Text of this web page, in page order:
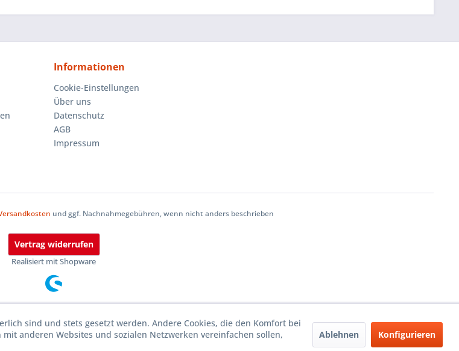
Informationen
Cookie-Einstellungen
Über uns
Datenschutz
AGB
Impressum
und ggf. Nachnahmegebühren, wenn nicht anders beschrieben
Vertrag widerrufen
Realisiert mit Shopware
sind und stets gesetzt werden. Andere Cookies, die den Komfort bei
anderen Websites und sozialen Netzwerken vereinfachen sollen,
Ablehnen Konfigurieren